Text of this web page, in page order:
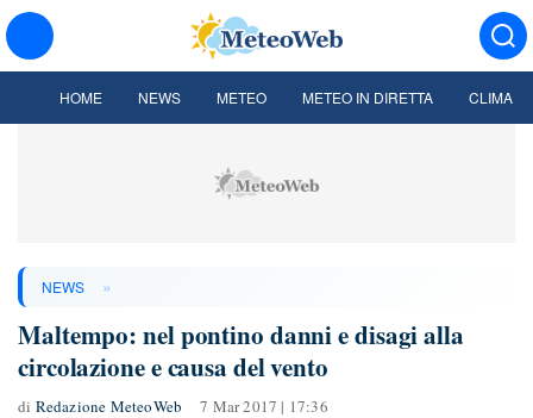
HOME NEWS METEO METEO IN DIRETTA CLIMA
NEWS »
Maltempo: nel pontino danni e disagi alla
circolazione e causa del vento
di Redazione MeteoWeb 7 Mar 2017 | 17:36